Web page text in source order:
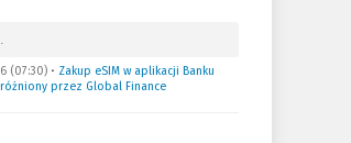
(07:30)• Zakup eSIM w aplikacji Banku
przez Global Finance